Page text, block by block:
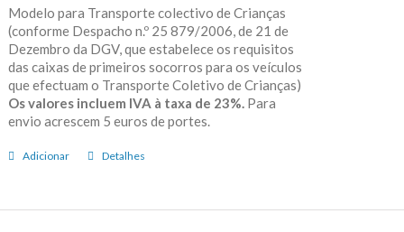
Modelo para Transporte colectivo de Crianças
(conforme Despacho n.º 25 879/2006, de 21 de
Dezembro da DGV, que estabelece os requisitos
das caixas de primeiros socorros para os veículos
que efectuam o Transporte Coletivo de Crianças)
Os valores incluem IVA à taxa de 23%. Para
envio acrescem 5 euros de portes.
Adicionar Detalhes